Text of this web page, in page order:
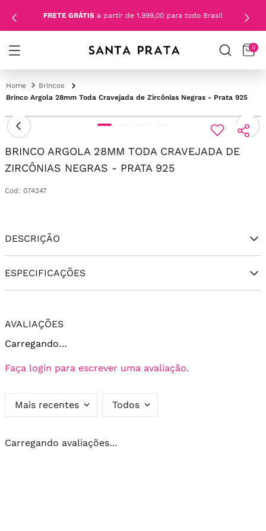
FRETE GRÁTIS a partir de 1.999,00 para todo Brasil
0
Brincos
Brinco Argola 28mm Toda Cravejada de Zircônias Negras - Prata 925
BRINCO ARGOLA 28MM TODA CRAVEJADA DE
ZIRCÔNIAS NEGRAS - PRATA 925
Cod : 074247
DESCRIÇÃO
ESPECIFICAÇÕES
AVALIAÇÕES
Carregando…
Faça login para escrever uma avaliação.
Mais recentes Todos
Carregando avaliações…